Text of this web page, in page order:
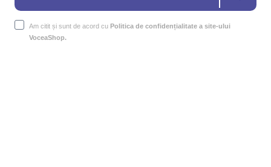
Am citit și sunt de acord cu Politica de confidențialitate a site-ului
VoceaShop.